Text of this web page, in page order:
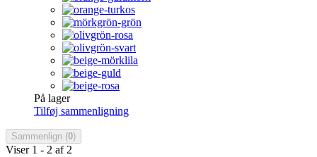
På lager
Tilføj sammenligning
Sammenlign (0)
Viser 1 - 2 af 2